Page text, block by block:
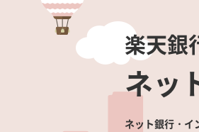
楽天銀
ネッ
ネット銀行・イ